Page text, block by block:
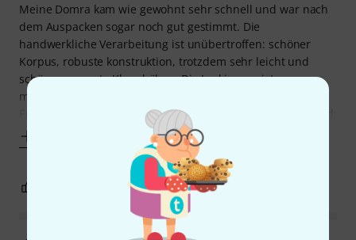
Meine Domra kam wie gewohnt sehr schnell und war nach
dem Auspacken sogar noch gut gestimmt. Die
handwerkliche Verarbeitung ist unübertroffen: schöner
Korpus, robuste konstruktion, trotzdem sehr leicht und
schön gemaserte Klanghölzer. Die Lackierung ist
meisterhaft, das ganze Instrument ist ein Schmuckstück!
Entgegen anderer Meinung: meine Domra ist weitesgehend
BEWERTUNG MELDEN